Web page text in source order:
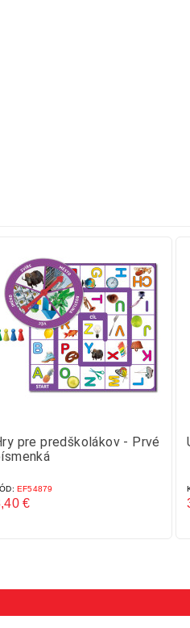
pre predškolákov - Prvé
EF54879
€